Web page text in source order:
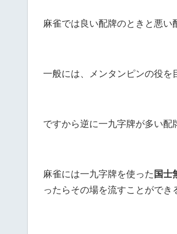
麻雀では良い配牌のときと悪い
一般には、メンタンピンの役を
ですから逆に一九字牌が多い配
麻雀には一九字牌を使った 国士
ったらその場を流すことができ